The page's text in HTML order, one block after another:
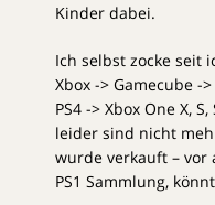
Kinder dabei.
Ich selbst zocke seit
Xbox -> Gamecube -
PS4 -> Xbox One X,
leider sind nicht
wurde verkauft – vor
PS1 Sammlung,